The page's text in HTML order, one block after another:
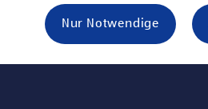
Nur Notwendige